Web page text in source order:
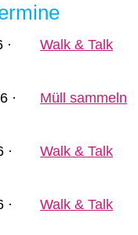
·
Walk & Talk
·
Müll sammeln
·
Walk & Talk
·
Walk & Talk